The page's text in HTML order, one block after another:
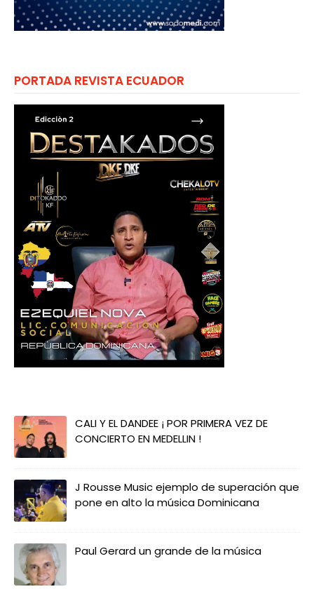
PORTADA REVISTA ECUADOR
CALI Y EL DANDEE ¡ POR PRIMERA VEZ DE
CONCIERTO EN MEDELLIN !
J Rousse Music ejemplo de superación que
pone en alto la música Dominicana
Paul Gerard un grande de la música